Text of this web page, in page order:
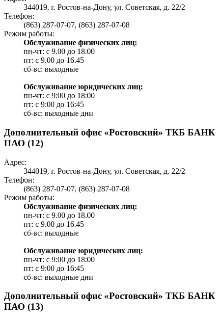
344019, г. Ростов-на-Дону, ул. Советская, д. 22/2
Телефон:
(863) 287-07-07, (863) 287-07-08
Режим работы:
Обслуживание физических лиц:
пн-чт: с 9.00 до 18.00
пт: c 9.00 до 16.45
сб-вс: выходные
Обслуживание юридических лиц:
пн-чт: с 9:00 до 18:00
пт: c 9:00 до 16:45
сб-вс: выходные дни
Дополнительный офис «Ростовский» ТКБ БАНК
ПАО (12)
Адрес:
344019, г. Ростов-на-Дону, ул. Советская, д. 22/2
Телефон:
(863) 287-07-07, (863) 287-07-08
Режим работы:
Обслуживание физических лиц:
пн-чт: с 9.00 до 18.00
пт: c 9.00 до 16.45
сб-вс: выходные
Обслуживание юридических лиц:
пн-чт: с 9:00 до 18:00
пт: c 9:00 до 16:45
сб-вс: выходные дни
Дополнительный офис «Ростовский» ТКБ БАНК
ПАО (13)